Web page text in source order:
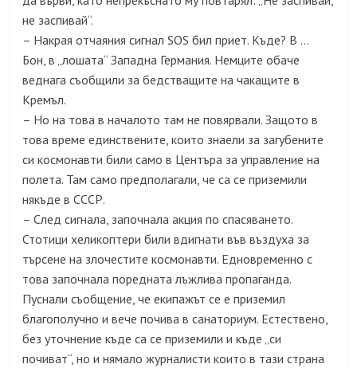
не заспивай“.
– Накрая отчаяния сигнал SOS бил приет. Къде? В …
Бон, в „лошата“ Западна Германия. Немците обаче
веднага съобщили за бедстващите на чакащите в
Кремъл.
– Но на това в началото там не повярвали. Защото в
това време единствените, които знаели за загубените
си космонавти били само в Центъра за управление на
полета. Там само предполагали, че са се приземили
някъде в СССР.
– След сигнала, започнала акция по спасяването.
Стотици хеликоптери били вдигнати във въздуха за
търсене на злочестите космонавти. Едновременно с
това започнала поредната лъжлива пропаганда.
Пуснали съобщение, че екипажът се е приземил
благополучно и вече почива в санаториум. Естествено,
без уточнение къде са се приземили и къде „си
почиват“, но и нямало журналисти които в тази страна